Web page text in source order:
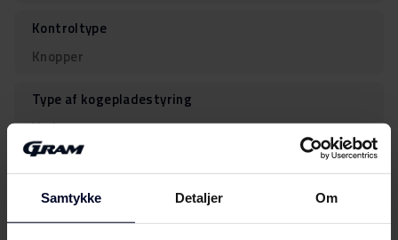
Samtykke Detaljer Om
Kontroltype
Knopper
Type af kogepladestyring
Ved ovn
Ovnrummet farve
Easy Clean emalje - sort